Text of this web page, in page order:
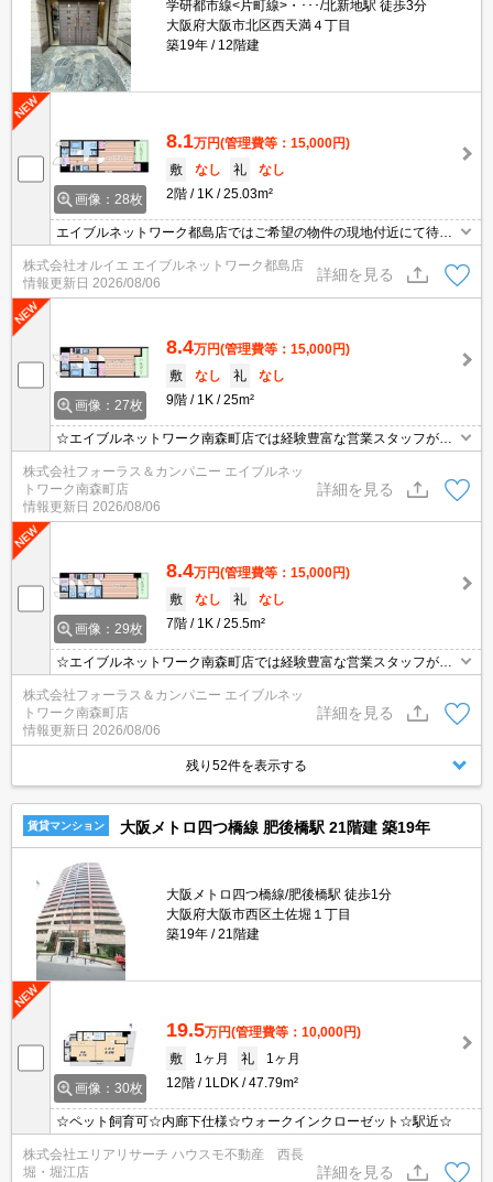
学研都市線<片町線>・･･･/北新地駅 徒歩3分
大阪府大阪市北区西天満４丁目
築19年
12階建
画像：28枚
8.1万円(管理費等：15,000円)
敷
なし 礼
なし
2階
1K 25.03m²
エイブルネットワーク都島店ではご希望の物件の現地付近にて待ち
合わせをさせていただきご内覧いただくサービスや、主要駅までの
お迎えサービスも実施中です。詳しくは「エイブルネットワーク都
島店」０１２０－０１０－７９９にお気軽にお問合せ下さい♪
株式会社オルイエ エイブルネットワーク都島店
情報更新日 2026/08/06
詳細を見る
画像：27枚
8.4万円(管理費等：15,000円)
敷
なし 礼
なし
9階
1K 25m²
☆エイブルネットワーク南森町店では経験豊富な営業スタッフが多
数在籍しており、全力でサポートさせて頂きます☆ご希望の物件の
現地付近にて待ち合わせをさせていただきご内覧いただくサービス
や、主要駅までのお迎えサービスも実施中です☆詳しくは「エイブ
ルネットワーク南森町店」０１２０－８２１－２６０にお気軽にお
問合せ下さい♪
株式会社フォーラス＆カンパニー エイブルネッ
トワーク南森町店
情報更新日 2026/08/06
詳細を見る
画像：29枚
8.4万円(管理費等：15,000円)
敷
なし 礼
なし
7階
1K 25.5m²
☆エイブルネットワーク南森町店では経験豊富な営業スタッフが多
数在籍しており、全力でサポートさせて頂きます☆ご希望の物件の
現地付近にて待ち合わせをさせていただきご内覧いただくサービス
や、主要駅までのお迎えサービスも実施中です☆詳しくは「エイブ
ルネットワーク南森町店」０１２０－８２１－２６０にお気軽にお
問合せ下さい♪
株式会社フォーラス＆カンパニー エイブルネッ
トワーク南森町店
情報更新日 2026/08/06
詳細を見る
残り52件を表示する
賃貸マンション 大阪メトロ四つ橋線 肥後橋駅 21階建 築19年
大阪メトロ四つ橋線/肥後橋駅 徒歩1分
大阪府大阪市西区土佐堀１丁目
築19年
21階建
画像：30枚
19.5万円(管理費等：10,000円)
敷
1ヶ月 礼
1ヶ月
12階
1LDK 47.79m²
☆ペット飼育可☆内廊下仕様☆ウォークインクローゼット☆駅近☆
株式会社エリアリサーチ ハウスモ不動産 西長
堀・堀江店
詳細を見る